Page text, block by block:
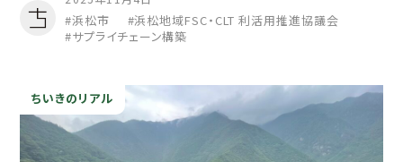
浜松市
浜松地域FSC・CLT 利活用推進協議会
サプライチェーン構築
ちいきのリアル